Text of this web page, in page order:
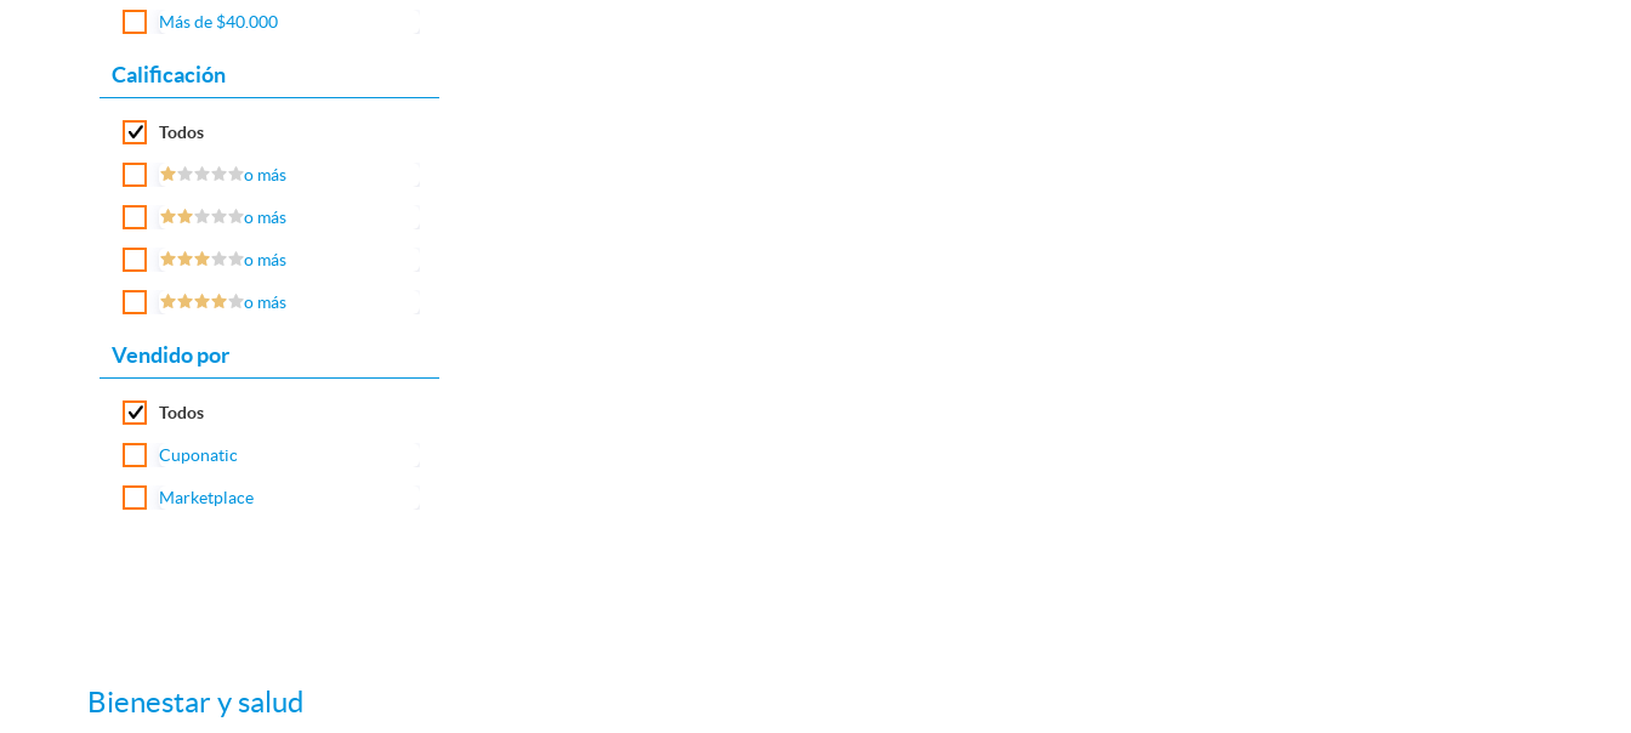
Más de $40.000
Calificación
Todos
o más
o más
o más
o más
Vendido por
Todos
Cuponatic
Marketplace
Bienestar y salud